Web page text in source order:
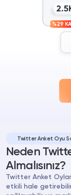
%29 K
Twitter Anket Oyu
Neden
Almalısınız?
Twitter Anket
etkili hale